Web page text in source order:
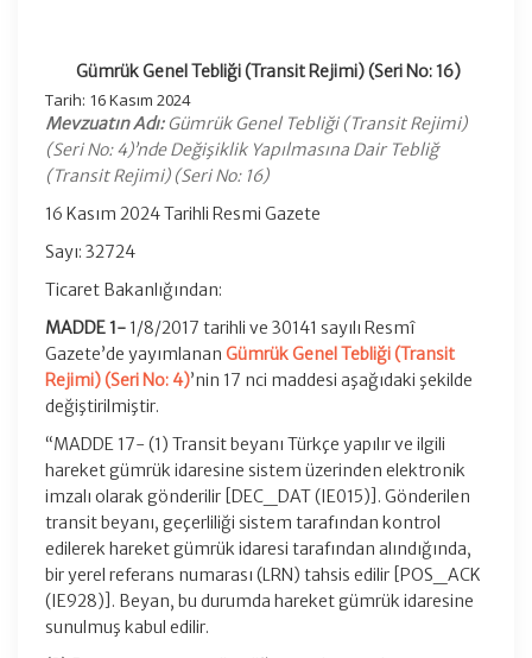
Gümrük Genel Tebliği (Transit Rejimi) (Seri No: 16)
Tarih: 16 Kasım 2024
Mevzuatın Adı:Gümrük Genel Tebliği (Transit Rejimi)
(Seri No: 4)’nde Değişiklik Yapılmasına Dair Tebliğ
(Transit Rejimi) (Seri No: 16)
16 Kasım 2024 Tarihli Resmi Gazete
Sayı: 32724
Ticaret Bakanlığından:
MADDE 1- 1/8/2017 tarihli ve 30141 sayılı Resmî
Gazete’de yayımlanan Gümrük Genel Tebliği (Transit
Rejimi) (Seri No: 4)’nin 17 nci maddesi aşağıdaki şekilde
değiştirilmiştir.
“MADDE 17- (1) Transit beyanı Türkçe yapılır ve ilgili
hareket gümrük idaresine sistem üzerinden elektronik
imzalı olarak gönderilir [DEC_DAT (IE015)]. Gönderilen
transit beyanı, geçerliliği sistem tarafından kontrol
edilerek hareket gümrük idaresi tarafından alındığında,
bir yerel referans numarası (LRN) tahsis edilir [POS_ACK
(IE928)]. Beyan, bu durumda hareket gümrük idaresine
sunulmuş kabul edilir.